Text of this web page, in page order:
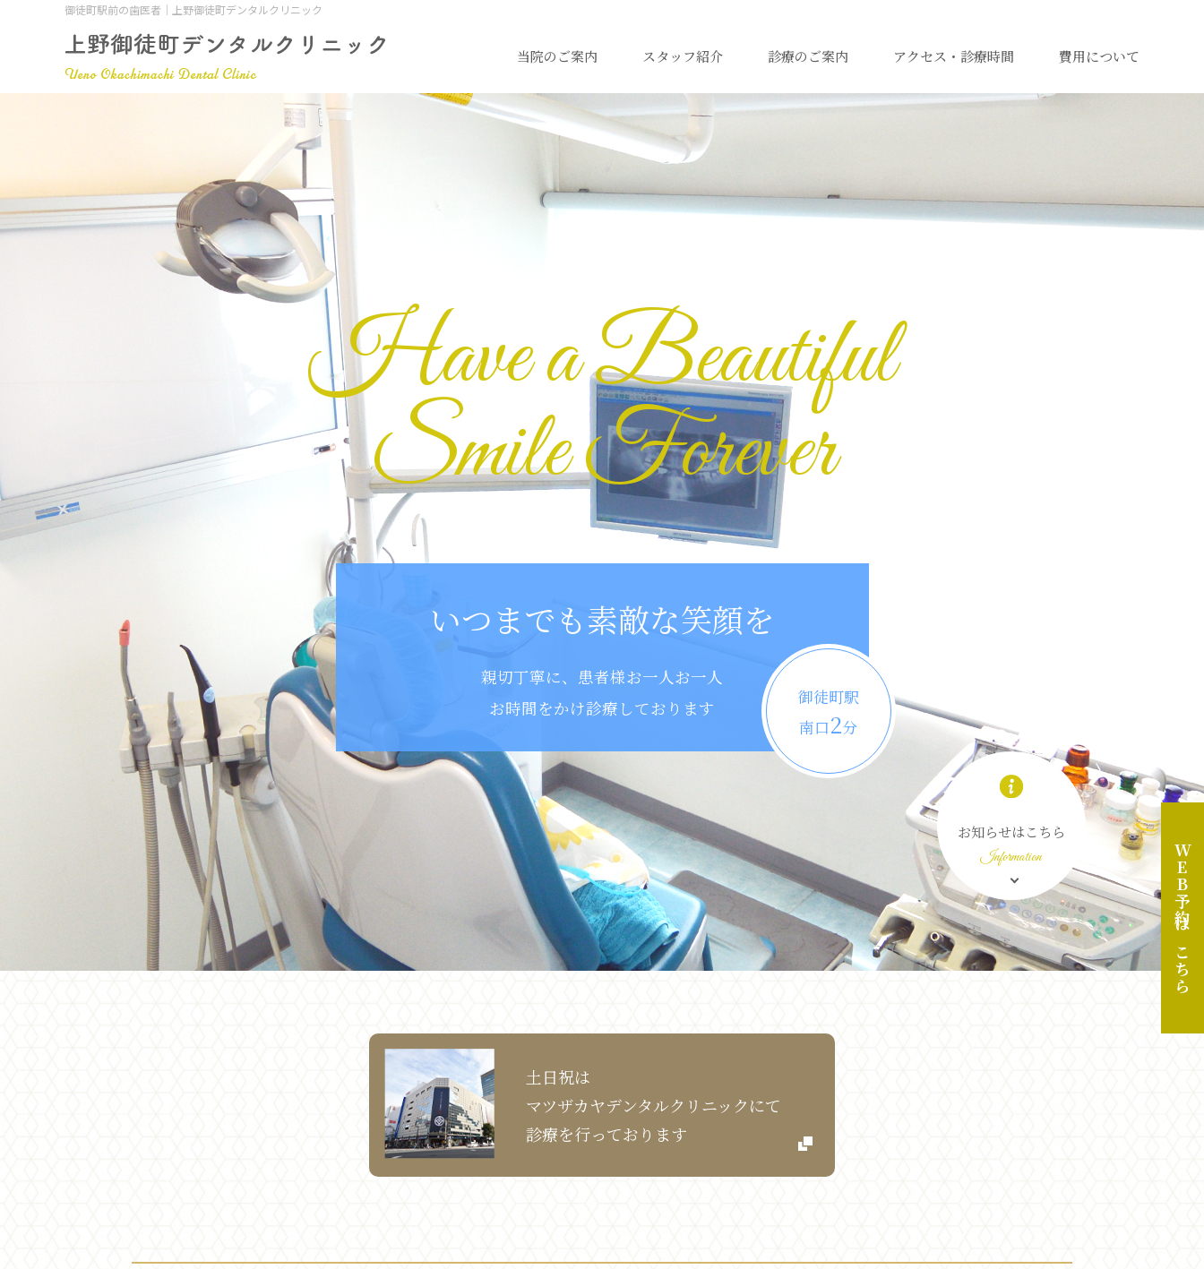
御徒町駅前の歯医者｜上野御徒町デンタルクリニック
当院のご案内 スタッフ紹介 診療のご案内 アクセス・診療時間 費用について
WEB予約はこちら
Have a Beautiful
Smile Forever
いつまでも素敵な笑顔を
親切丁寧に、患者様お一人お一人
お時間をかけ診療しております
御徒町駅
南口2分
お知らせはこちら
Information
土日祝は
マツザカヤデンタルクリニックにて
診療を行っております